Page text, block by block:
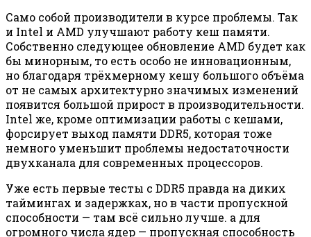
Само собой производители в курсе проблемы. Так
и Intel и AMD улучшают работу кеш памяти.
Собственно следующее обновление AMD будет как
бы минорным, то есть особо не инновационным,
но благодаря трёхмерному кешу большого объёма
от не самых архитектурно значимых изменений
появится большой прирост в производительности.
Intel же, кроме оптимизации работы с кешами,
форсирует выход памяти DDR5, которая тоже
немного уменьшит проблемы недостаточности
двухканала для современных процессоров.
Уже есть первые тесты с DDR5 правда на диких
таймингах и задержках, но в части пропускной
способности — там всё сильно лучше. а для
огромного числа ядер — пропускная способность